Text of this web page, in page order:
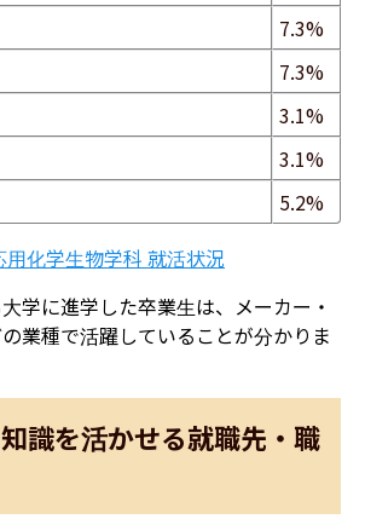
7.3%
7.3%
3.1%
3.1%
5.2%
化学生物学科 就活状況
学に進学した卒業生は、メーカー・
業種で活躍していることが分かりま
識を活かせる就職先・職